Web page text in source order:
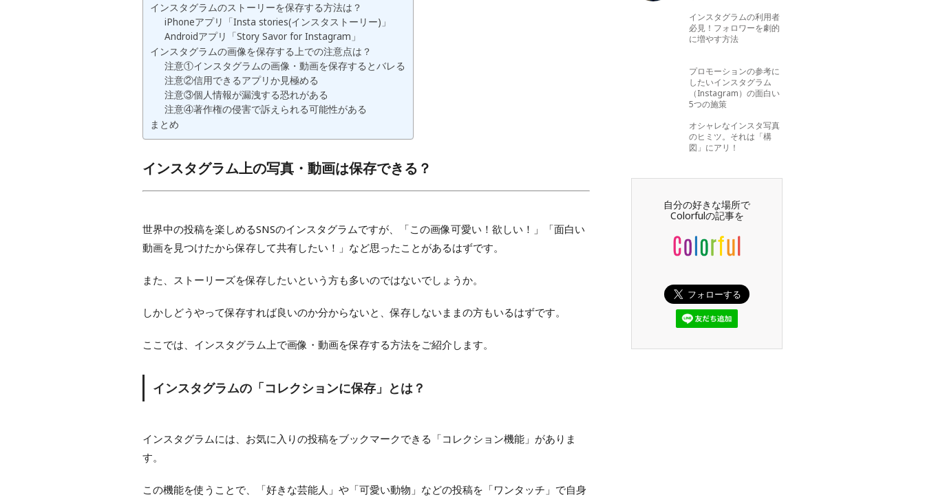
インスタグラムのストーリーを保存する方法は？
iPhoneアプリ「Insta stories(インスタストーリー)」
Androidアプリ「Story Savor for Instagram」
インスタグラムの画像を保存する上での注意点は？
注意①インスタグラムの画像・動画を保存するとバレる
注意②信用できるアプリか見極める
注意③個人情報が漏洩する恐れがある
注意④著作権の侵害で訴えられる可能性がある
まとめ
インスタグラム上の写真・動画は保存できる？
世界中の投稿を楽しめるSNSのインスタグラムですが、「この画像可愛い！欲しい！」「面白い
動画を見つけたから保存して共有したい！」など思ったことがあるはずです。
また、ストーリーズを保存したいという方も多いのではないでしょうか。
しかしどうやって保存すれば良いのか分からないと、保存しないままの方もいるはずです。
ここでは、インスタグラム上で画像・動画を保存する方法をご紹介します。
インスタグラムの「コレクションに保存」とは？
インスタグラムには、お気に入りの投稿をブックマークできる「コレクション機能」がありま
す。
この機能を使うことで、「好きな芸能人」や「可愛い動物」などの投稿を「ワンタッチ」で自身
インスタグラムの利用者
必見！フォロワーを劇的
に増やす方法
プロモーションの参考に
したいインスタグラム
（Instagram）の面白い
5つの施策
オシャレなインスタ写真
のヒミツ。それは「構
図」にアリ！
自分の好きな場所で
Colorfulの記事を